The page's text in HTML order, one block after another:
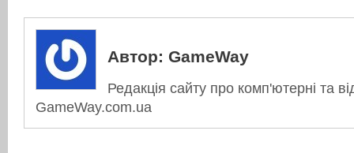
Автор: GameWay
Редакція сайту про комп'ютерні та
GameWay.com.ua